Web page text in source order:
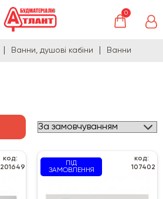
0
Ванни, душові кабіни Ванни
код:
201649
ПІД
ЗАМОВЛЕННЯ
код:
107402